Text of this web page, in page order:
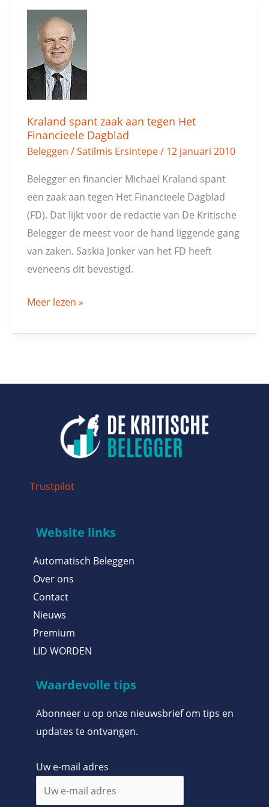
Kraland spant zaak aan tegen Het
Financieele Dagblad
Beleggen /Satilmis Ersintepe/ 12 januari 2010
Belegger en financier Michael Kraland spant
een zaak aan tegen Het Financieele Dagblad
(FD). Dat lijkt voor de redactie van De Kritische
Belegger de meest voor de hand liggende gang
van zaken. Saskia Jonker van het FD heeft
eveneens dit bevestigd.
Kraland
spant
zaak
aan
tegen
Financieele
Dagblad
Meer lezen »
Trustpilot
Website links
Automatisch Beleggen
Over ons
Contact
Nieuws
Premium
LID WORDEN
Waardevolle tips
Abonneer u op onze nieuwsbrief om tips en
updates te ontvangen.
Uw e-mail adres